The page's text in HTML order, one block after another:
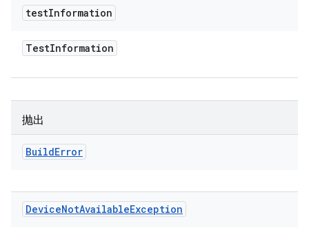
testInformation
TestInformation
抛出
BuildError
DeviceNotAvailableException